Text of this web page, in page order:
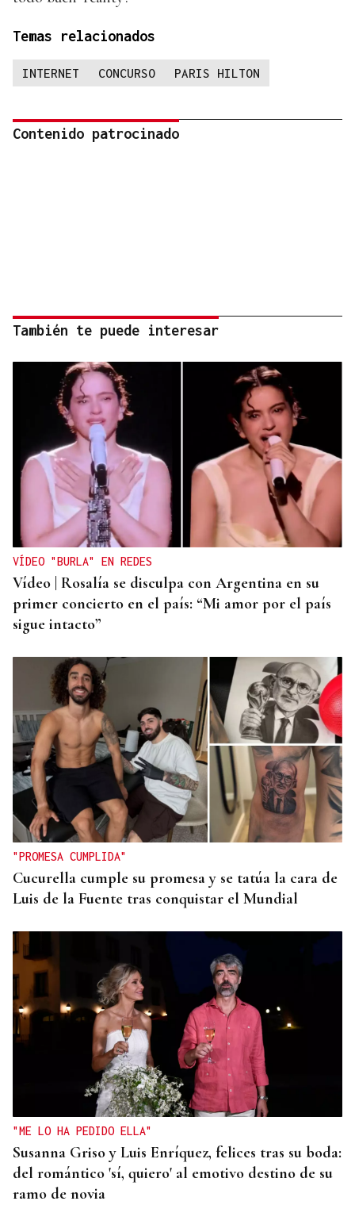
Temas relacionados
INTERNET CONCURSO PARIS HILTON
Contenido patrocinado
También te puede interesar
VÍDEO "BURLA" EN REDES
Vídeo | Rosalía se disculpa con Argentina en su
primer concierto en el país: “Mi amor por el país
sigue intacto”
"PROMESA CUMPLIDA"
Cucurella cumple su promesa y se tatúa la cara de
Luis de la Fuente tras conquistar el Mundial
"ME LO HA PEDIDO ELLA"
Susanna Griso y Luis Enríquez, felices tras su boda:
del romántico 'sí, quiero' al emotivo destino de su
ramo de novia